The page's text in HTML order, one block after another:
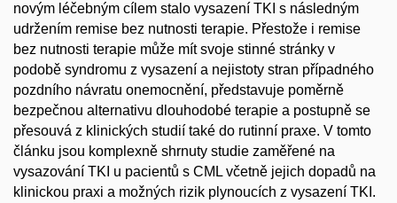
novým léčebným cílem stalo vysazení TKI s následným
udržením remise bez nutnosti terapie. Přestože i remise
bez nutnosti terapie může mít svoje stinné stránky v
podobě syndromu z vysazení a nejistoty stran případného
pozdního návratu onemocnění, představuje poměrně
bezpečnou alternativu dlouhodobé terapie a postupně se
přesouvá z klinických studií také do rutinní praxe. V tomto
článku jsou komplexně shrnuty studie zaměřené na
vysazování TKI u pacientů s CML včetně jejich dopadů na
klinickou praxi a možných rizik plynoucích z vysazení TKI.